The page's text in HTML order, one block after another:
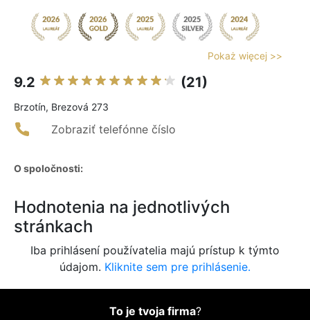
Pokaż więcej >>
9.2 (21)
Brzotín, Brezová 273
Zobraziť telefónne číslo
O spoločnosti:
Hodnotenia na jednotlivých
stránkach
Iba prihlásení používatelia majú prístup k týmto
údajom. Kliknite sem pre prihlásenie.
To je tvoja firma?